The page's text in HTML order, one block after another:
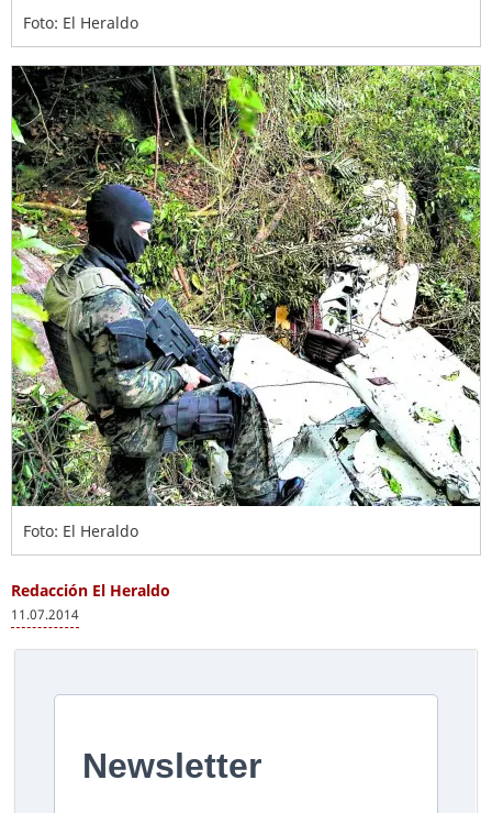
Foto: El Heraldo
Foto: El Heraldo
Redacción El Heraldo
11.07.2014